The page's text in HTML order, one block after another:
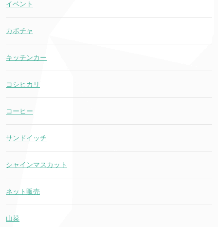
イベント
カボチャ
キッチンカー
コシヒカリ
コーヒー
サンドイッチ
シャインマスカット
ネット販売
山菜